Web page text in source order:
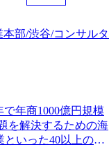
本部/渋谷/コンサルタ
年商1000億円規模
を解決するための海
いった40以上の事